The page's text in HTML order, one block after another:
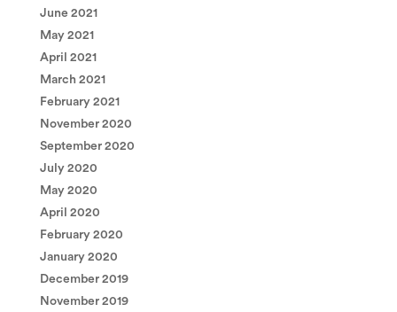
June 2021
May 2021
April 2021
March 2021
February 2021
November 2020
September 2020
July 2020
May 2020
April 2020
February 2020
January 2020
December 2019
November 2019